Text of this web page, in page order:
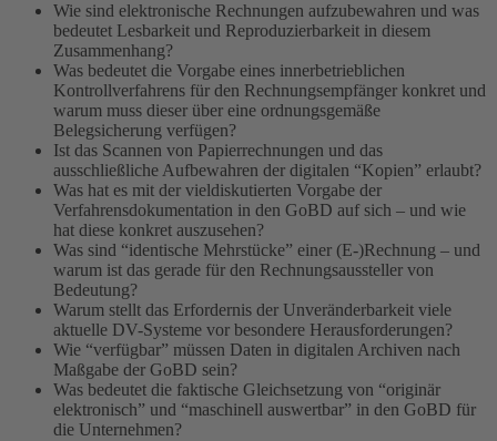
Wie sind elektronische Rechnungen aufzubewahren und was
bedeutet Lesbarkeit und Reproduzierbarkeit in diesem
Zusammenhang?
Was bedeutet die Vorgabe eines innerbetrieblichen
Kontrollverfahrens für den Rechnungsempfänger konkret und
warum muss dieser über eine ordnungsgemäße
Belegsicherung verfügen?
Ist das Scannen von Papierrechnungen und das
ausschließliche Aufbewahren der digitalen “Kopien” erlaubt?
Was hat es mit der vieldiskutierten Vorgabe der
Verfahrensdokumentation in den GoBD auf sich – und wie
hat diese konkret auszusehen?
Was sind “identische Mehrstücke” einer (E-)Rechnung – und
warum ist das gerade für den Rechnungsaussteller von
Bedeutung?
Warum stellt das Erfordernis der Unveränderbarkeit viele
aktuelle DV-Systeme vor besondere Herausforderungen?
Wie “verfügbar” müssen Daten in digitalen Archiven nach
Maßgabe der GoBD sein?
Was bedeutet die faktische Gleichsetzung von “originär
elektronisch” und “maschinell auswertbar” in den GoBD für
die Unternehmen?